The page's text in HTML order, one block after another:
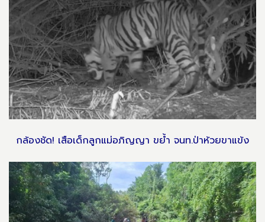
กล้องชัด! เสือเด็กลูกแม่อภิญญา ขย้ำ จนท.ป่าห้วยขาแข้ง